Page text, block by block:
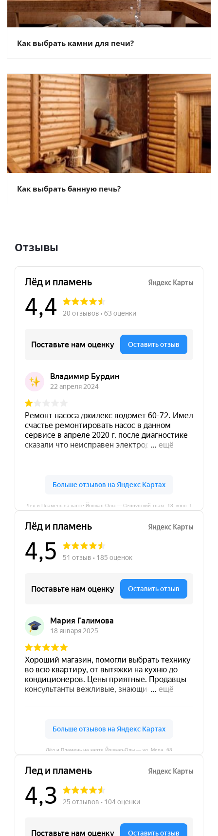
Как выбрать камни для печи?
Как выбрать банную печь?
Отзывы
Лёд и Пламень на карте Йошкар‑Олы — Сернурский тракт, 13, корп. 1
Лёд и Пламень на карте Йошкар‑Олы — ул. Мира, 68